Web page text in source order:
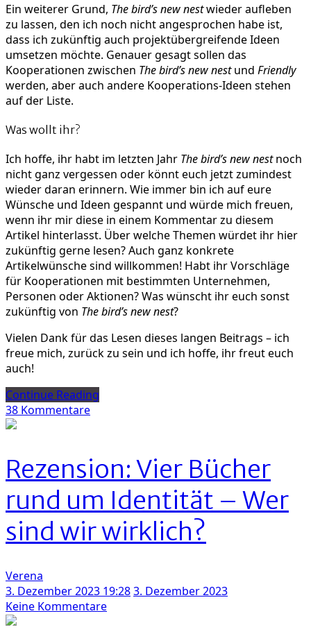
Ein weiterer Grund, The bird’s new nestwieder aufleben
zu lassen, den ich noch nicht angesprochen habe ist,
dass ich zukünftig auch projektübergreifende Ideen
umsetzen möchte. Genauer gesagt sollen das
Kooperationen zwischen The bird’s new nestund Friendly
werden, aber auch andere Kooperations-Ideen stehen
auf der Liste.
Was wollt ihr?
Ich hoffe, ihr habt im letzten Jahr The bird’s new nestnoch
nicht ganz vergessen oder könnt euch jetzt zumindest
wieder daran erinnern. Wie immer bin ich auf eure
Wünsche und Ideen gespannt und würde mich freuen,
wenn ihr mir diese in einem Kommentar zu diesem
Artikel hinterlasst. Über welche Themen würdet ihr hier
zukünftig gerne lesen? Auch ganz konkrete
Artikelwünsche sind willkommen! Habt ihr Vorschläge
für Kooperationen mit bestimmten Unternehmen,
Personen oder Aktionen? Was wünscht ihr euch sonst
zukünftig von The bird’s new nest?
Vielen Dank für das Lesen dieses langen Beitrags – ich
freue mich, zurück zu sein und ich hoffe, ihr freut euch
auch!
Continue Reading
38 Kommentarezu
are
back:
The
bird’s
new
nest
ist
Rezension: Vier Bücher
rund um Identität – Wer
sind wir wirklich?
Verena
3. Dezember 2023 19:283. Dezember 2023
Keine Kommentarezu